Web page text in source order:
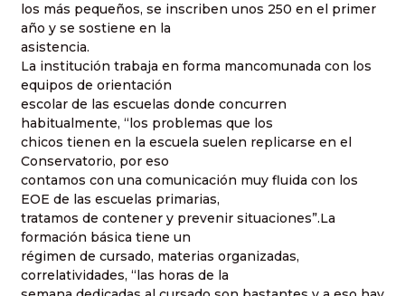
los más pequeños, se inscriben unos 250 en el primer
año y se sostiene en la
asistencia.
La institución trabaja en forma mancomunada con los
equipos de orientación
escolar de las escuelas donde concurren
habitualmente, “los problemas que los
chicos tienen en la escuela suelen replicarse en el
Conservatorio, por eso
contamos con una comunicación muy fluida con los
EOE de las escuelas primarias,
tratamos de contener y prevenir situaciones”.La
formación básica tiene un
régimen de cursado, materias organizadas,
correlatividades, “las horas de la